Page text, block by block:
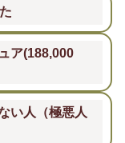
ア(188,000
い人（極悪人